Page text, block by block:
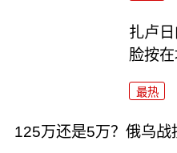
扎卢
脸按
最热
125万还是5万？俄乌